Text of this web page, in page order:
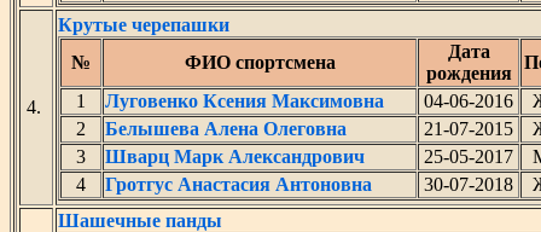
4.
Крутые черепашки
№
ФИО спортсмена
Дата
рождения
1
Луговенко Ксения Максимовна 04-06-2016
2
Белышева Алена Олеговна 21-07-2015
3
Шварц Марк Александрович 25-05-2017
4
Гротгус Анастасия Антоновна 30-07-2018
Шашечные панды